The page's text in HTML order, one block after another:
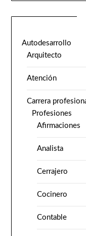
Autodesarrollo
Arquitecto
Atención
Carrera
Profesiones
Afirmaciones
Analista
Cerrajero
Cocinero
Contable